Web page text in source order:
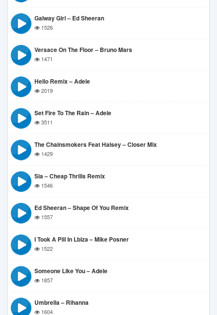
Galway Girl – Ed Sheeran
1526
Versace On The Floor – Bruno Mars
1471
Hello Remix – Adele
2019
Set Fire To The Rain – Adele
3511
The Chainsmokers Feat Halsey – Closer Mix
1429
Sia – Cheap Thrills Remix
1546
Ed Sheeran – Shape Of You Remix
1557
I Took A Pill In Lbiza – Mike Posner
1522
Someone Like You – Adele
1857
Umbrella – Rihanna
1604